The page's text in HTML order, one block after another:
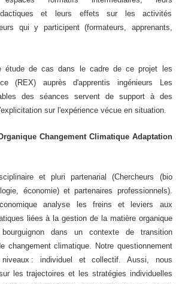
et leurs effets sur les activités
qui y participent (formateurs, apprenants,
étude de cas dans le cadre de ce projet les
(REX) auprès d'apprentis ingénieurs Les
des séances servent de support à des
sur l'expérience vécue en situation.
Changement Climatique Adaptation
et pluri partenarial (Chercheurs (bio
économie) et partenaires professionnels).
économique analyse les freins et leviers aux
liées à la gestion de la matière organique
dans un contexte de transition
changement climatique. Notre questionnement
: individuel et collectif. Aussi, nous
les trajectoires et les stratégies individuelles